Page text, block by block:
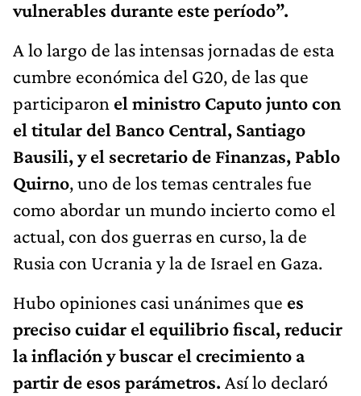
vulnerables durante este período”.
A lo largo de las intensas jornadas de esta
cumbre económica del G20, de las que
participaron el ministro Caputo junto con
el titular del Banco Central, Santiago
Bausili, y el secretario de Finanzas, Pablo
Quirno, uno de los temas centrales fue
como abordar un mundo incierto como el
actual, con dos guerras en curso, la de
Rusia con Ucrania y la de Israel en Gaza.
Hubo opiniones casi unánimes que es
preciso cuidar el equilibrio fiscal, reducir
la inflación y buscar el crecimiento a
partir de esos parámetros. Así lo declaró